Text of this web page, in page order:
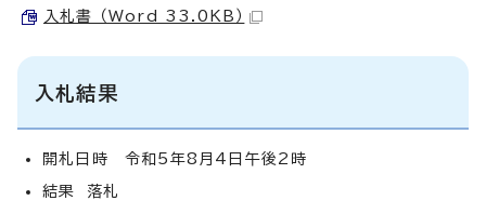
入札書 （Word 33.0KB）
入札結果
開札日時 令和5年8月4日午後2時
結果 落札